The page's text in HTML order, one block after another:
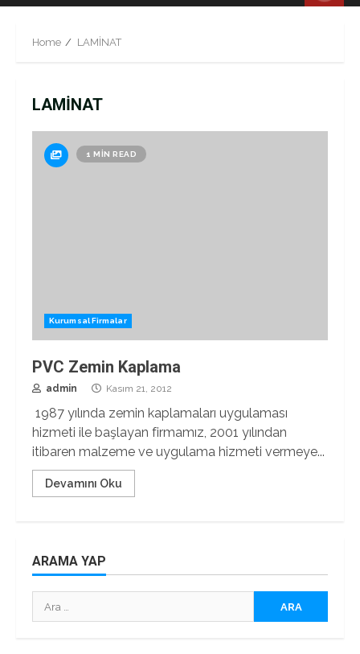
Home LAMİNAT
LAMİNAT
1 MIN READ
Kurumsal Firmalar
PVC Zemin Kaplama
admin Kasım 21, 2012
1987 yılında zemin kaplamaları uygulaması
hizmeti ile başlayan firmamız, 2001 yılından
itibaren malzeme ve uygulama hizmeti vermeye...
Devamını Oku
ARAMA YAP
Arama: